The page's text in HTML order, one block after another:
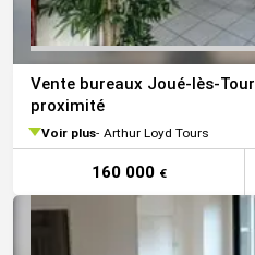
Vente bureaux Joué-lès-
proximité
Voir plus Arthur Loyd Tours
160 000 €